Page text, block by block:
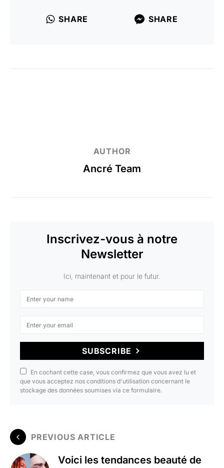
SHARE SHARE
AUTHOR
Ancré Team
Inscrivez-vous à notre
Newsletter
Ici, maintenant et pour le futur.
SUBSCRIBE
En cochant cette case, vous confirmez que vous avez lu et
que vous acceptez nos conditions d'utilisation concernant le
stockage des données soumises via ce formulaire.
PREVIOUS ARTICLE
Voici les tendances beauté de